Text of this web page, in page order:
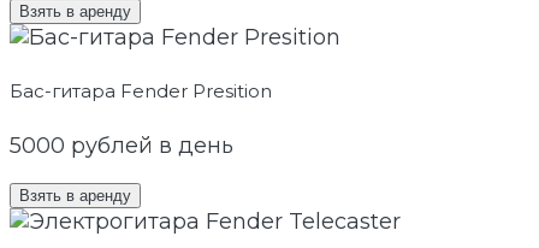
Взять в аренду
Бас-гитара Fender Presition
5000 рублей в день
Взять в аренду